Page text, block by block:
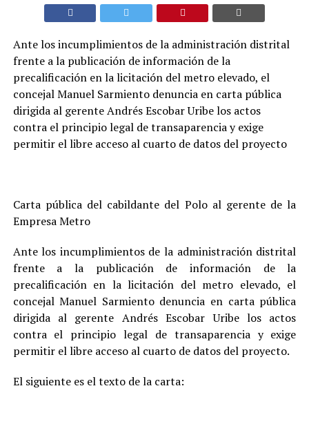
Ante los incumplimientos de la administración distrital
frente a la publicación de información de la
precalificación en la licitación del metro elevado, el
concejal Manuel Sarmiento denuncia en carta pública
dirigida al gerente Andrés Escobar Uribe los actos
contra el principio legal de transaparencia y exige
permitir el libre acceso al cuarto de datos del proyecto
Carta pública del cabildante del Polo al gerente de la
Empresa Metro
Ante los incumplimientos de la administración distrital
frente a la publicación de información de la
precalificación en la licitación del metro elevado, el
concejal Manuel Sarmiento denuncia en carta pública
dirigida al gerente Andrés Escobar Uribe los actos
contra el principio legal de transaparencia y exige
permitir el libre acceso al cuarto de datos del proyecto.
El siguiente es el texto de la carta: